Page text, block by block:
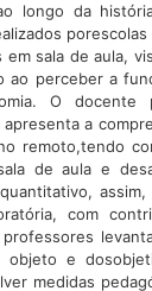
longo da
sala de aula,
ao perceber a
O docente
a
remoto,tendo
de aula e
com
e
medidas